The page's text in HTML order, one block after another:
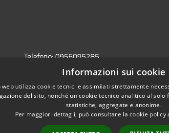
Telefono:0956095285
protocollo@pec.comune.sant-agata-li-
Pec: protocollo@pec.comune.sant-agata-li-
Informazioni sui cookie
web utilizza cookie tecnici e assimilati strettamente
del sito, nonché un cookie tecnico analitico al
statistiche, aggregate e anonime.
Per maggiori dettagli, può consultare la cookie policy